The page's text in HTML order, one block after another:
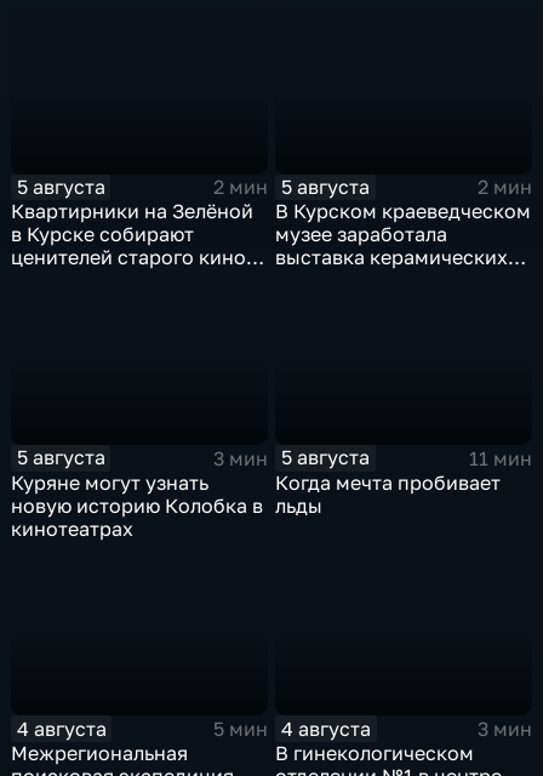
5 августа
2 мин
Квартирники на Зелёной
в Курске собирают
ценителей старого кино
5 августа
2 мин
В Курском краеведческом
музее заработала
выставка керамических
5 августа
3 мин
Куряне могут узнать
новую историю Колобка в
кинотеатрах
5 августа
11 мин
Когда мечта пробивает
льды
4 августа
5 мин
Межрегиональная
4 августа
3 мин
В гинекологическом